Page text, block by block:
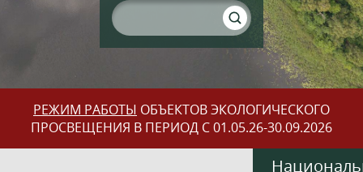
РЕЖИМ РАБОТЫ ОБЪЕКТОВ ЭКОЛОГИЧЕСКОГО
ПРОСВЕЩЕНИЯ В ПЕРИОД С 01.05.26-30.09.2026